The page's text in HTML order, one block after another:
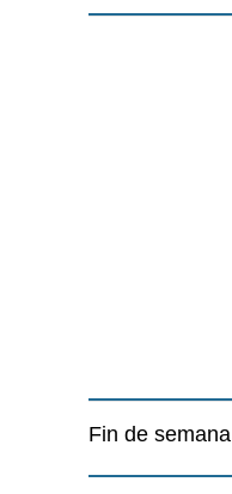
Fin de semana